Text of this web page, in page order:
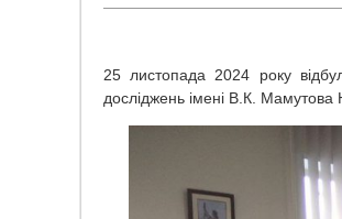
25 листопада 2024 року
досліджень імені В.К. Мамутова